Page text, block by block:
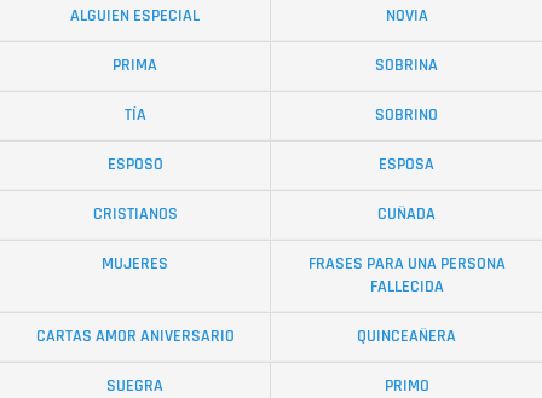
ALGUIEN ESPECIAL NOVIA
PRIMA SOBRINA
TÍA SOBRINO
ESPOSO ESPOSA
CRISTIANOS CUÑADA
MUJERES
FRASES PARA UNA PERSONA
FALLECIDA
CARTAS AMOR ANIVERSARIO QUINCEAÑERA
SUEGRA PRIMO